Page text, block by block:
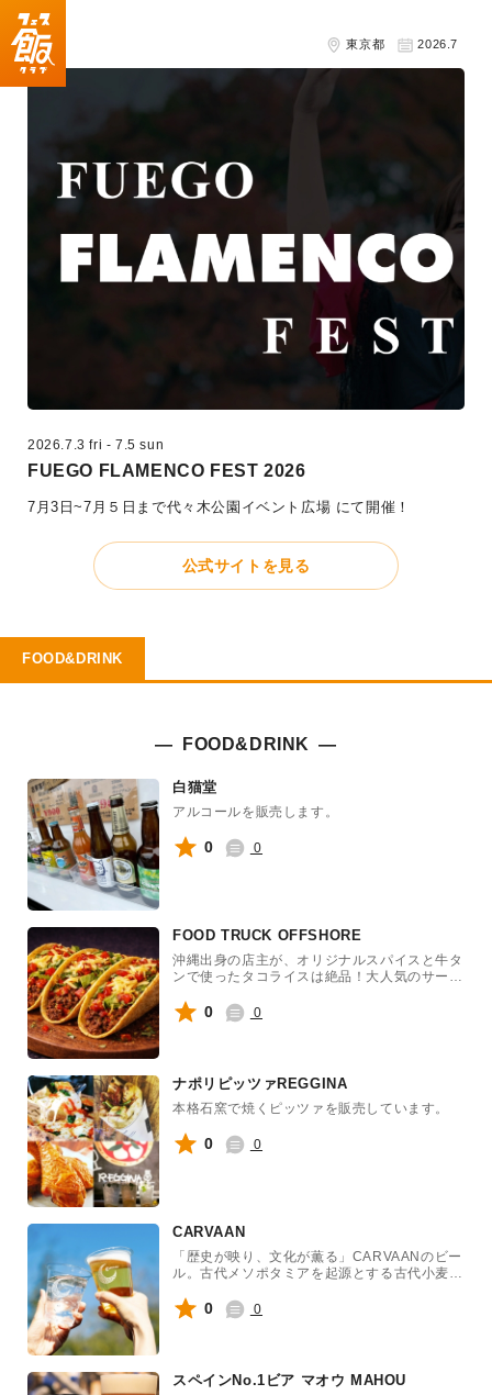
東京都 2026.7
2026.7.3 fri -7.5 sun
FUEGO FLAMENCO FEST 2026
7月3日~7月５日まで代々木公園イベント広場 にて開催！
公式サイトを見る
FOOD&DRINK
FOOD&DRINK
白猫堂
アルコールを販売します。
0 0
FOOD TRUCK OFFSHORE
沖縄出身の店主が、オリジナルスパイスと牛タ
ンで使ったタコライスは絶品！大人気のサータ
使ったドリンクは当店だけの限定メニュー！
NUTS PARTYにピッタリです！
0 0
ナポリピッツァREGGINA
本格石窯で焼くピッツァを販売しています。
0 0
CARVAAN
「歴史が映り、文化が薫る」CARVAANのビー
ル。古代メソポタミアを起源とする古代小麦
アンデス山麓のカカオ豆など、世界各地から直
輸入する特別な原料を使い醸造するクラフトビ
いも格別です。
0 0
スペインNo.1ビア マオウ MAHOU